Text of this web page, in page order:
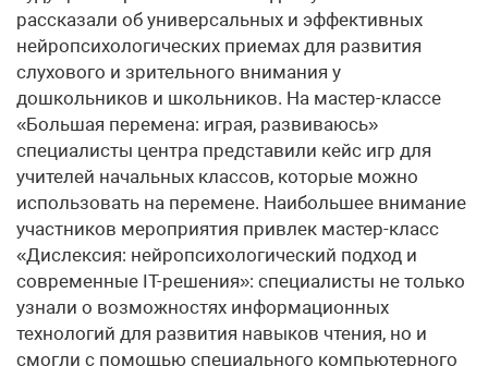
рассказали об универсальных и эффективных
нейропсихологических приемах для развития
слухового и зрительного внимания у
дошкольников и школьников. На мастер-классе
«Большая перемена: играя, развиваюсь»
специалисты центра представили кейс игр для
учителей начальных классов, которые можно
использовать на перемене. Наибольшее внимание
участников мероприятия привлек мастер-класс
«Дислексия: нейропсихологический подход и
современные IT-решения»: специалисты не только
узнали о возможностях информационных
технологий для развития навыков чтения, но и
смогли с помощью специального компьютерного